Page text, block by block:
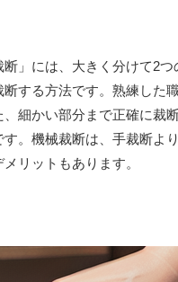
」には、大きく分けて2
する方法です。熟練した
細かい部分まで正確に裁
。機械裁断は、手裁断よ
リットもあります。